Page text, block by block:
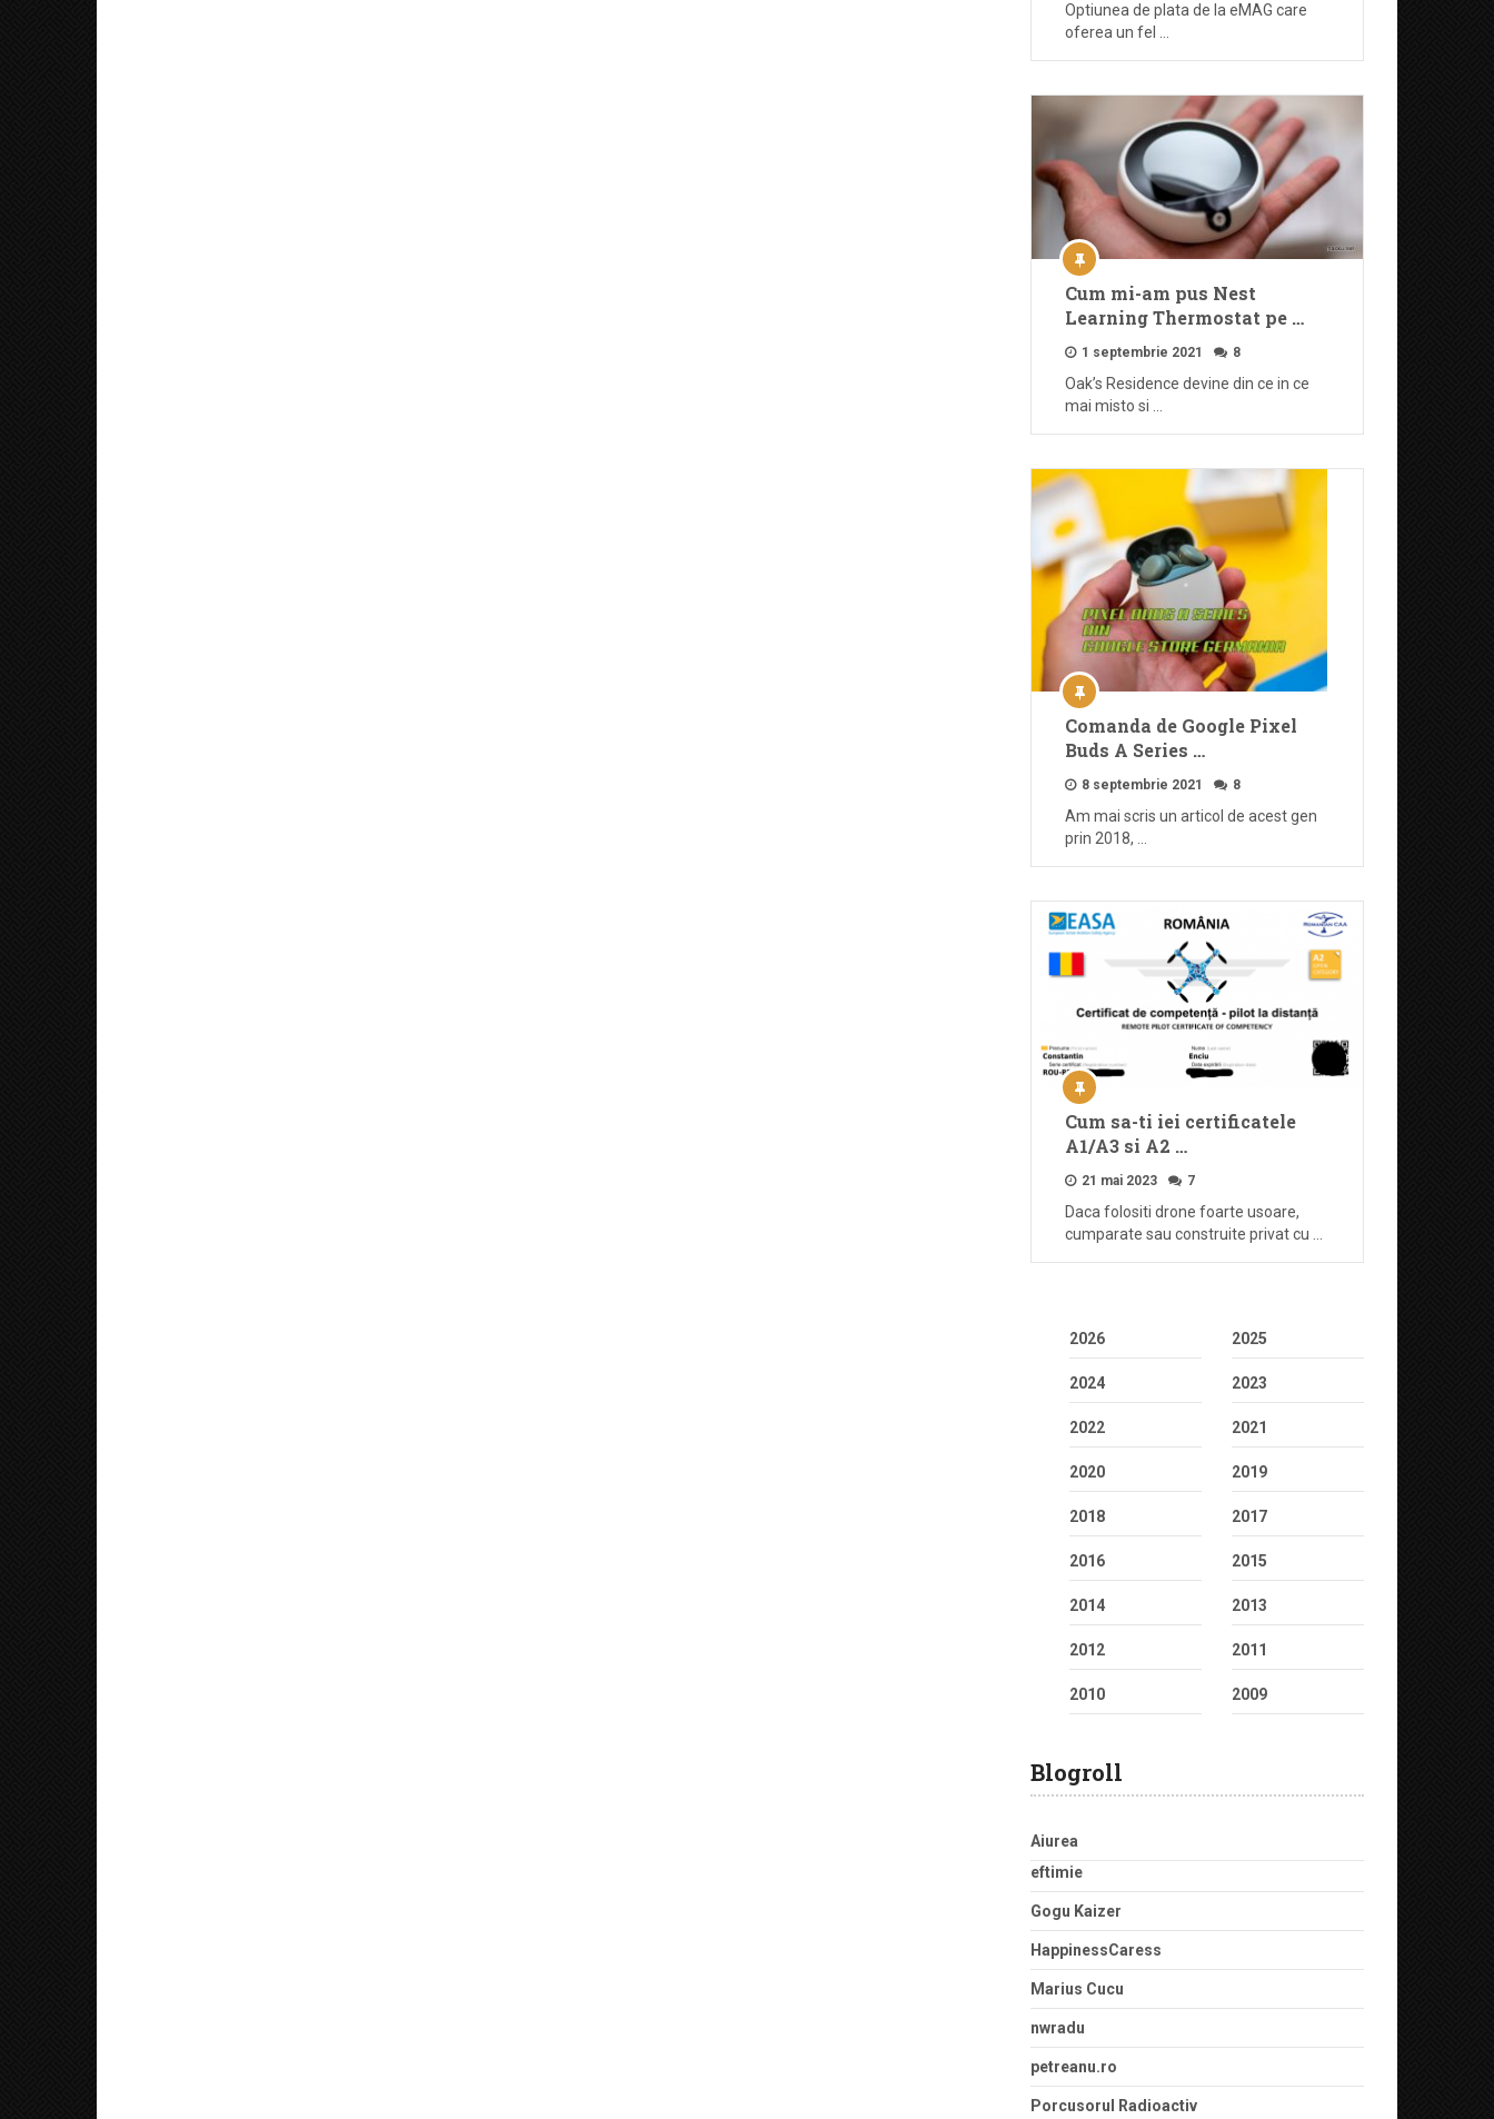
Optiunea de plata de la eMAG care
oferea un fel …
Cum mi-am pus Nest
Learning Thermostat pe …
1 septembrie 2021 8
Oak’s Residence devine din ce in ce
mai misto si …
Comanda de Google Pixel
Buds A Series …
8 septembrie 2021 8
Am mai scris un articol de acest gen
prin 2018, …
Cum sa-ti iei certificatele
A1/A3 si A2 …
21 mai 2023 7
Daca folositi drone foarte usoare,
cumparate sau construite privat cu …
2026 2025
2024 2023
2022 2021
2020 2019
2018 2017
2016 2015
2014 2013
2012 2011
2010 2009
Blogroll
Aiurea
eftimie
Gogu Kaizer
HappinessCaress
Marius Cucu
nwradu
petreanu.ro
Porcusorul Radioactiv